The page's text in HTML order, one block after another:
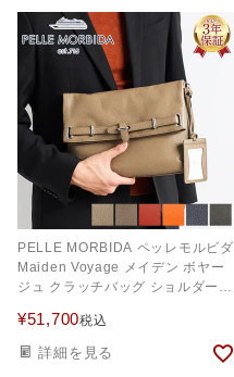
PELLE MORBIDA ペッレモルビダ
Maiden Voyage メイデン ボヤー
ジュ クラッチバッグ ショルダーバ
¥51,700税込
詳細を見る